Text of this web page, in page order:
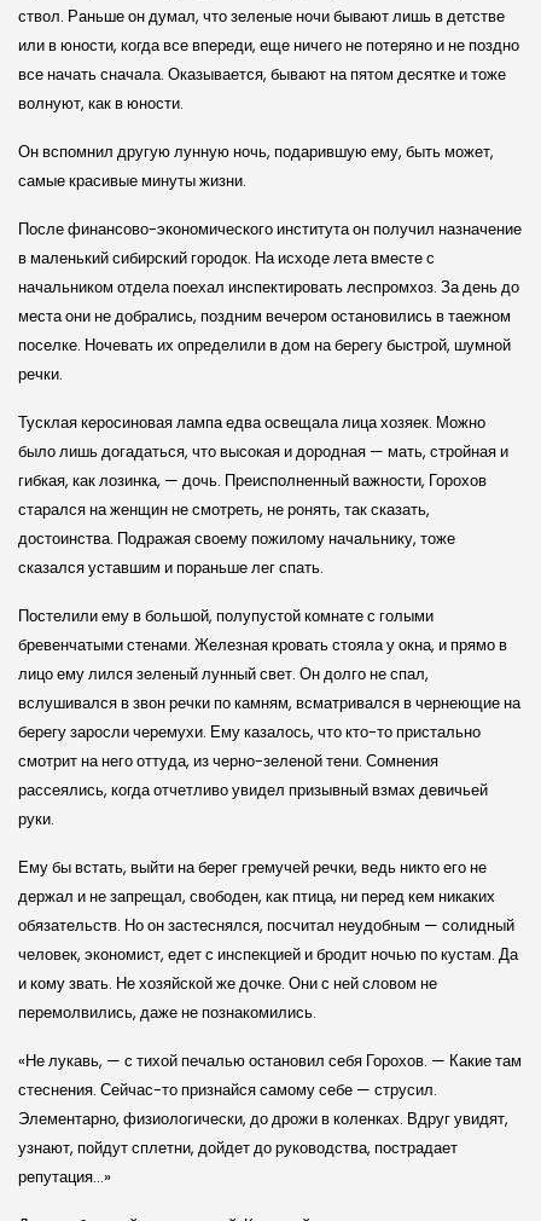
ствол. Раньше он думал, что зеленые ночи бывают лишь в детстве
или в юности, когда все впереди, еще ничего не потеряно и не поздно
все начать сначала. Оказывается, бывают на пятом десятке и тоже
волнуют, как в юности.
Он вспомнил другую лунную ночь, подарившую ему, быть может,
самые красивые минуты жизни.
После финансово-экономического института он получил назначение
в маленький сибирский городок. На исходе лета вместе с
начальником отдела поехал инспектировать леспромхоз. За день до
места они не добрались, поздним вечером остановились в таежном
поселке. Ночевать их определили в дом на берегу быстрой, шумной
речки.
Тусклая керосиновая лампа едва освещала лица хозяек. Можно
было лишь догадаться, что высокая и дородная — мать, стройная и
гибкая, как лозинка, — дочь. Преисполненный важности, Горохов
старался на женщин не смотреть, не ронять, так сказать,
достоинства. Подражая своему пожилому начальнику, тоже
сказался уставшим и пораньше лег спать.
Постелили ему в большой, полупустой комнате с голыми
бревенчатыми стенами. Железная кровать стояла у окна, и прямо в
лицо ему лился зеленый лунный свет. Он долго не спал,
вслушивался в звон речки по камням, всматривался в чернеющие на
берегу заросли черемухи. Ему казалось, что кто-то пристально
смотрит на него оттуда, из черно-зеленой тени. Сомнения
рассеялись, когда отчетливо увидел призывный взмах девичьей
руки.
Ему бы встать, выйти на берег гремучей речки, ведь никто его не
держал и не запрещал, свободен, как птица, ни перед кем никаких
обязательств. Но он застеснялся, посчитал неудобным — солидный
человек, экономист, едет с инспекцией и бродит ночью по кустам. Да
и кому звать. Не хозяйской же дочке. Они с ней словом не
перемолвились, даже не познакомились.
«Не лукавь, — с тихой печалью остановил себя Горохов. — Какие там
стеснения. Сейчас-то признайся самому себе — струсил.
Элементарно, физиологически, до дрожи в коленках. Вдруг увидят,
узнают, пойдут сплетни, дойдет до руководства, пострадает
репутация…»